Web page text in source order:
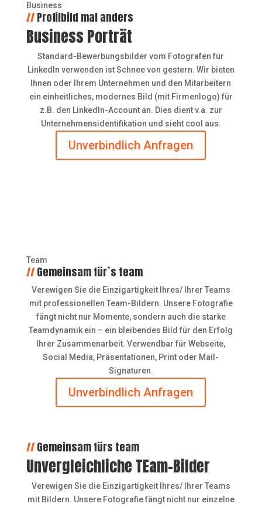
Business
//Profilbild mal anders
Business Porträt
Standard-Bewerbungsbilder vom Fotografen für
LinkedIn verwenden ist Schnee von gestern. Wir bieten
Ihnen oder Ihrem Unternehmen und den Mitarbeitern
ein einheitliches, modernes Bild (mit Firmenlogo) für
z.B. den LinkedIn-Account an. Dies dient v.a. zur
Unternehmensidentifikation und sieht cool aus.
Unverbindlich Anfragen
Team
//Gemeinsam für`s team
Verewigen Sie die Einzigartigkeit Ihres/ Ihrer Teams
mit professionellen Team-Bildern. Unsere Fotografie
fängt nicht nur Momente, sondern auch die starke
Teamdynamik ein – ein bleibendes Bild für den Erfolg
Ihrer Zusammenarbeit. Verwendbar für Webseite,
Social Media, Präsentationen, Print oder Mail-
Signaturen.
Unverbindlich Anfragen
//Gemeinsam fürs team
Unvergleichliche TEam-Bilder
Verewigen Sie die Einzigartigkeit Ihres/ Ihrer Teams
mit Bildern. Unsere Fotografie fängt nicht nur einzelne